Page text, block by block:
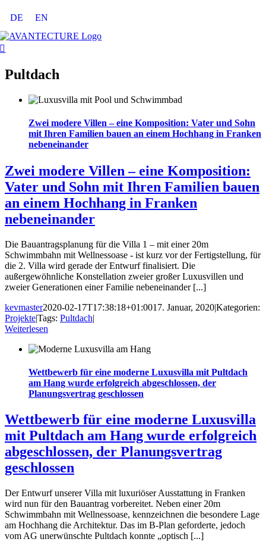
Inhalt
springen
DE EN
Pultdach
Zwei modere Villen – eine Komposition: Vater und Sohn
mit Ihren Familien bauen an einem Hochhang in Franken
nebeneinander
Zwei modere Villen – eine Komposition:
Vater und Sohn mit Ihren Familien bauen
an einem Hochhang in Franken
nebeneinander
Die Bauantragsplanung für die Villa 1 – mit einer 20m
Schwimmbahn mit Wellnessoase - ist kurz vor der Fertigstellung, für
die 2. Villa wird gerade der Entwurf finalisiert. Die
außergewöhnliche Konstellation zweier großer Luxusvillen und
zweier Generationen einer Familie nebeneinander [...]
kevmaster2020-02-17T17:38:18+01:0017. Januar, 2020|Kategorien:
Projekte|Tags: Pultdach|
Weiterlesen
Wettbewerb für eine moderne Luxusvilla mit Pultdach
am Hang wurde erfolgreich abgeschlossen, der
Planungsvertrag geschlossen
Wettbewerb für eine moderne Luxusvilla
mit Pultdach am Hang wurde erfolgreich
abgeschlossen, der Planungsvertrag
geschlossen
Der Entwurf unserer Villa mit luxuriöser Ausstattung in Franken
wird nun für den Bauantrag vorbereitet. Neben einer 20m
Schwimmbahn mit Wellnessoase, kennzeichnen die besondere Lage
am Hochhang die Architektur. Das im B-Plan geforderte, jedoch
vom AG unerwünschte Pultdach konnte „optisch [...]